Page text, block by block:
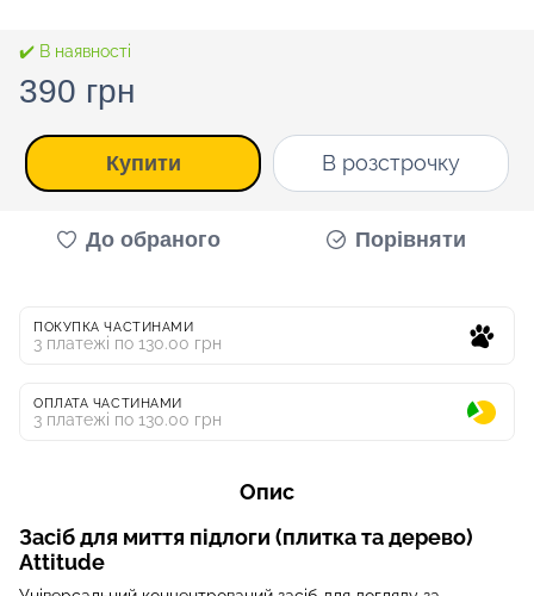
✔️ В наявності
390 грн
Купити В розстрочку
До обраного Порівняти
ПОКУПКА ЧАСТИНАМИ
3 платежі по 130.00 грн
ОПЛАТА ЧАСТИНАМИ
3 платежі по 130.00 грн
Опис
Засіб для миття підлоги (плитка та дерево)
Attitude